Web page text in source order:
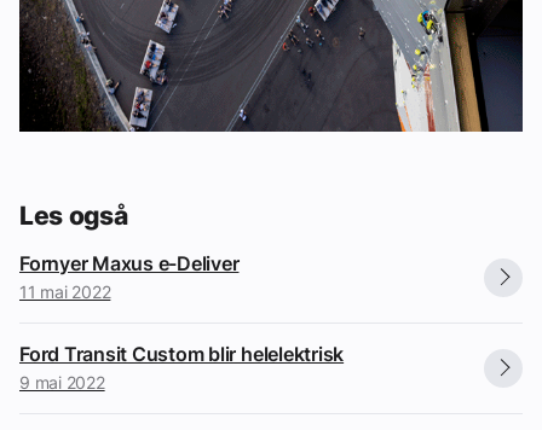
Les også
Fornyer Maxus e-Deliver
11 mai 2022
Ford Transit Custom blir helelektrisk
9 mai 2022